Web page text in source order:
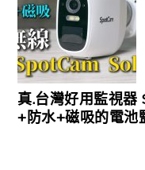
真.台灣好用監視
+防水+磁吸的電池